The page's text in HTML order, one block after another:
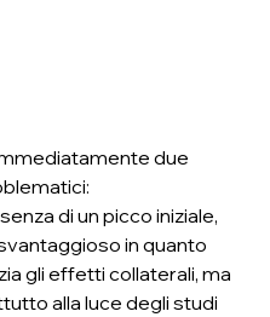
due
di un picco iniziale,
in quanto
gli effetti collaterali, ma
alla luce degli studi